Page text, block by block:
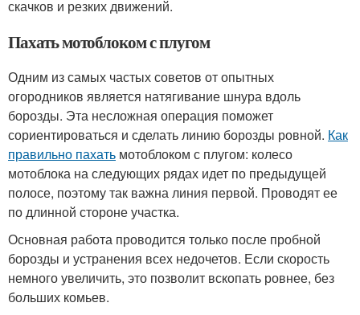
скачков и резких движений.
Пахать мотоблоком с плугом
Одним из самых частых советов от опытных
огородников является натягивание шнура вдоль
борозды. Эта несложная операция поможет
сориентироваться и сделать линию борозды ровной. Как
правильно пахать мотоблоком с плугом: колесо
мотоблока на следующих рядах идет по предыдущей
полосе, поэтому так важна линия первой. Проводят ее
по длинной стороне участка.
Основная работа проводится только после пробной
борозды и устранения всех недочетов. Если скорость
немного увеличить, это позволит вскопать ровнее, без
больших комьев.